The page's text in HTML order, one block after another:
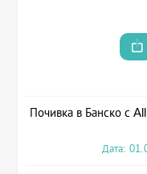
Почивка в Банско с
Дата: